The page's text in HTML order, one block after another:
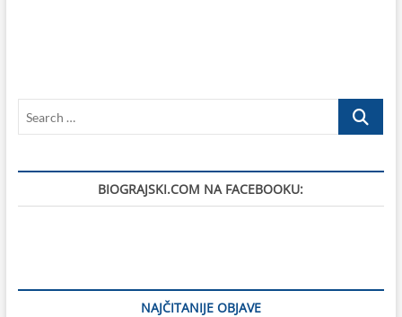
Search
BIOGRAJSKI.COM NA FACEBOOKU:
NAJČITANIJE OBJAVE